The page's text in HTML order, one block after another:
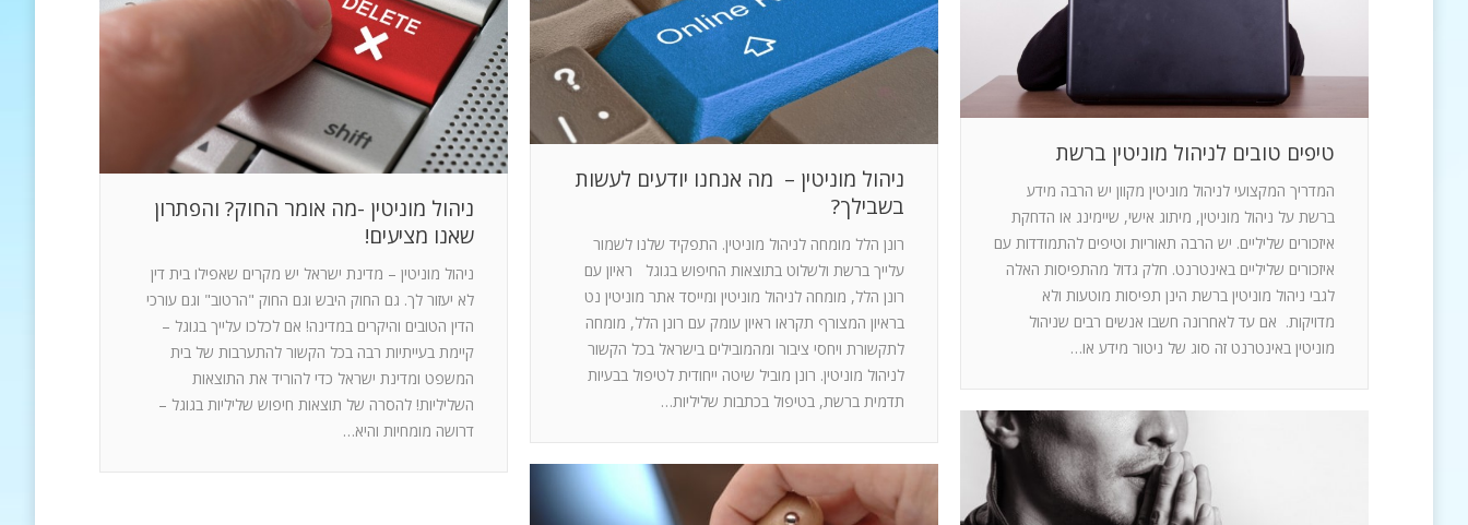
טיפים טובים לניהול מוניטין ברשת
המדריך המקצועי לניהול מוניטין מקוון יש הרבה מידע
ברשת על ניהול מוניטין, מיתוג אישי, שיימינג או הדחקת
איזכורים שליליים. יש הרבה תאוריות וטיפים להתמודדות עם
איזכורים שליליים באינטרנט. חלק גדול מהתפיסות האלה
לגבי ניהול מוניטין ברשת הינן תפיסות מוטעות ולא
מדויקות. אם עד לאחרונה חשבו אנשים רבים שניהול
מוניטין באינטרנט זה סוג של ניטור מידע או…
ניהול מוניטין – מה אנחנו יודעים לעשות
בשבילך?
רונן הלל מומחה לניהול מוניטין. התפקיד שלנו לשמור
עלייך ברשת ולשלוט בתוצאות החיפוש בגוגל ראיון עם
רונן הלל, מומחה לניהול מוניטין ומייסד אתר מוניטין נט
בראיון המצורף תקראו ראיון עומק עם רונן הלל, מומחה
לתקשורת ויחסי ציבור ומהמובילים בישראל בכל הקשור
לניהול מוניטין. רונן מוביל שיטה ייחודית לטיפול בבעיות
תדמית ברשת, בטיפול בכתבות שליליות…
ניהול מוניטין -מה אומר החוק? והפתרון
שאנו מציעים!
ניהול מוניטין – מדינת ישראל יש מקרים שאפילו בית דין
לא יעזור לך. גם החוק היבש וגם החוק "הרטוב" וגם עורכי
הדין הטובים והיקרים במדינה! אם לכלכו עלייך בגוגל –
קיימת בעייתיות רבה בכל הקשור להתערבות של בית
המשפט ומדינת ישראל כדי להוריד את התוצאות
השליליות! להסרה של תוצאות חיפוש שליליות בגוגל –
דרושה מומחיות והיא…